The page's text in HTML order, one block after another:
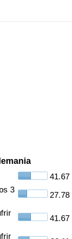
41.67
3
27.78
41.67